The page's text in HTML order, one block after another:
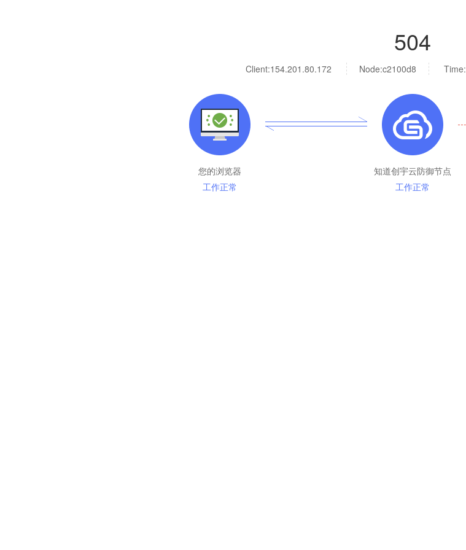
504
Client:154.201.80.172 Node:c2100d8 Time:
您的浏览器
工作正常
知道创宇云防御节点
工作正常